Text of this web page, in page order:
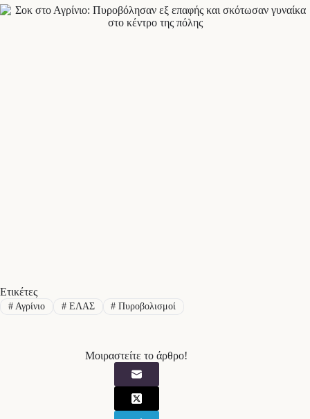
Ετικέτες
#Αγρίνιο #ΕΛΑΣ # Πυροβολισμοί
Μοιραστείτε το άρθρο!